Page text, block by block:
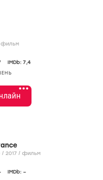
фильм
IMDb: 7,4
•••
Une Saison en France / 2017 / фильм
IMDb: –